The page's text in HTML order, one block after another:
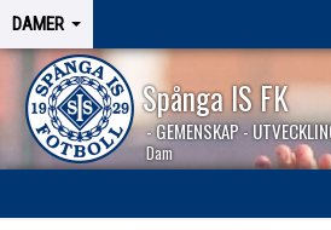
DAMER
Spånga IS FK
- GEMENSKAP -
Dam